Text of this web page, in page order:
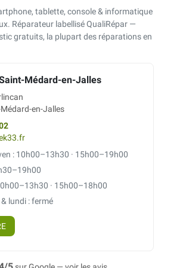
tablette, console & informatique
Réparateur labellisé QualiRépar —
gratuits, la plupart des réparations en
Médard-en-Jalles
en-Jalles
: 10h00–13h30 · 15h00–19h00
· 15h00–18h00
lundi : fermé